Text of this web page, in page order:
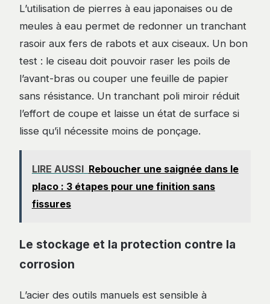
L’utilisation de pierres à eau japonaises ou de
meules à eau permet de redonner un tranchant
rasoir aux fers de rabots et aux ciseaux. Un bon
test : le ciseau doit pouvoir raser les poils de
l’avant-bras ou couper une feuille de papier
sans résistance. Un tranchant poli miroir réduit
l’effort de coupe et laisse un état de surface si
lisse qu’il nécessite moins de ponçage.
LIRE AUSSI Reboucher une saignée dans le
placo : 3 étapes pour une finition sans
fissures
Le stockage et la protection contre la
corrosion
L’acier des outils manuels est sensible à